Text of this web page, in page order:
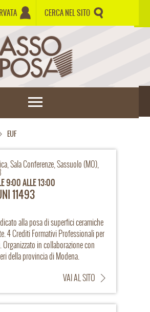
CERCA NEL SITO
EUF
Sala Conferenze, Sassuolo (MO),
9:00 ALLE 13:00
11493
alla posa di superfici ceramiche
4 Crediti Formativi Professionali per
in collaborazione con
della provincia di Modena.
VAI AL SITO